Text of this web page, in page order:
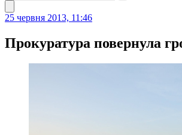
25 червня 2013, 11:46
Прокуратура повернула